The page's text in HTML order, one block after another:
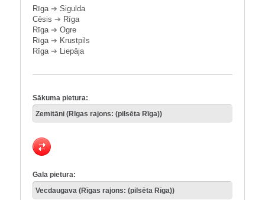
Rīga➔ Sigulda
Cēsis ➔ Rīga
Rīga➔ Ogre
Rīga➔ Krustpils
Rīga➔ Liepāja
Sākuma pietura:
Gala pietura: